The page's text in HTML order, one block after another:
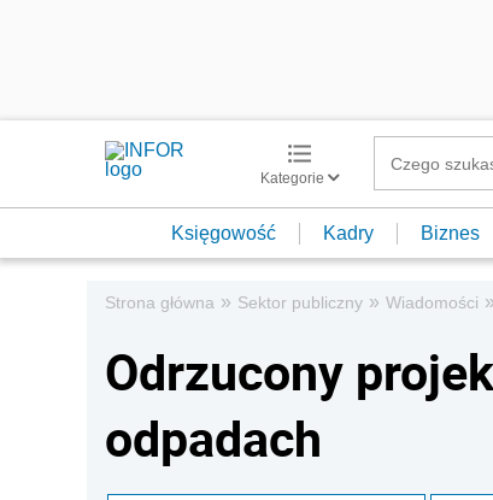
Kategorie
Księgowość Kadry Biznes
Strona główna » Sektor publiczny » Wiadomości »
Odrzucony
odpadach